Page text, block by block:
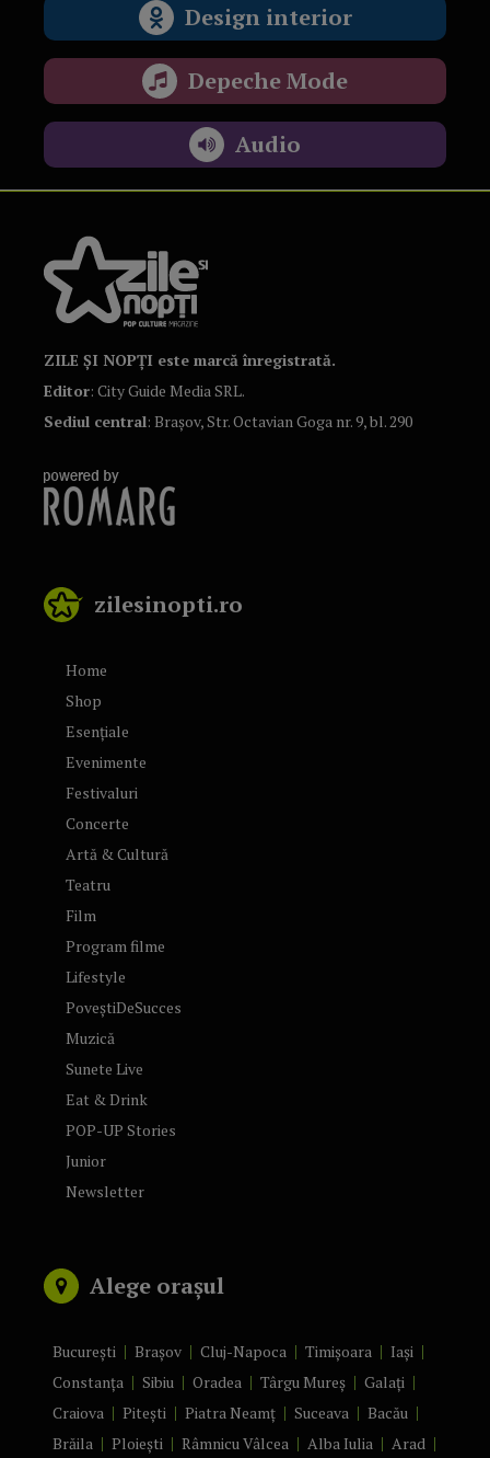
Design interior
Depeche Mode
Audio
ZILE ȘI NOPȚI este marcă înregistrată.
Editor: City Guide Media SRL.
Sediul central: Brașov, Str. Octavian Goga nr. 9, bl. 290
zilesinopti.ro
Home
Shop
Esențiale
Evenimente
Festivaluri
Concerte
Artă & Cultură
Teatru
Film
Program filme
Lifestyle
PoveștiDeSucces
Muzică
Sunete Live
Eat & Drink
POP-UP Stories
Junior
Newsletter
Alege orașul
București Brașov Cluj-Napoca Timișoara
Iași
Constanța
Sibiu Oradea Târgu Mureș
Galați
Craiova
Pitești Piatra Neamț Suceava
Bacău
Brăila
Ploiești Râmnicu Vâlcea Alba Iulia
Arad